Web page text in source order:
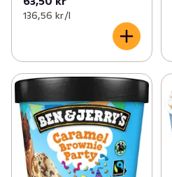
136,56 kr /l